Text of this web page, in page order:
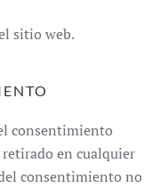
sitio web.
consentimiento
en cualquier
consentimiento no